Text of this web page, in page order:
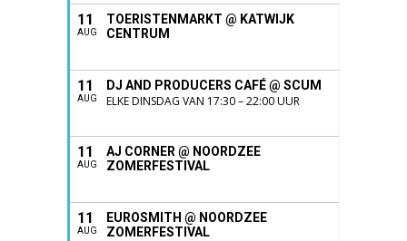
11
AUG
TOERISTENMARKT @ KATWIJK
CENTRUM
11
AUG
DJ AND PRODUCERS CAFÉ @ SCUM
ELKE DINSDAG VAN 17:30 – 22:00 UUR
11
AUG
AJ CORNER @ NOORDZEE
ZOMERFESTIVAL
11
AUG
EUROSMITH @ NOORDZEE
ZOMERFESTIVAL